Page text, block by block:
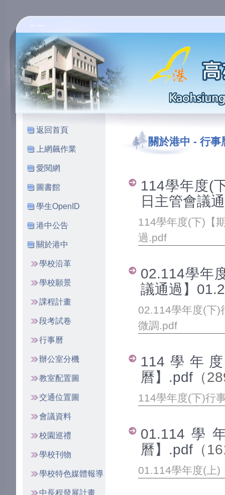
:::
返回首頁
上網飆作業
愛閱網
圖書館
學生OpenID
港中公告
關於港中
學校沿革
學校願景
課程計畫
段考試卷
行事曆
辦公室分機
教室配置圖
交通位置圖
會議資料
校園巡禮
學校刊物
學校特色媒體報導
中長程發展計畫
:::
關於港中 - 行事
114學年度(
日主管會議
114學年度(下)【
過.pdf
02.114學年
議通過】
02.114學年度(下)
微調.pdf
114學年
曆】.pdf （
114學年度(下)行
01.114
曆】.pdf （
01.114學年度(上